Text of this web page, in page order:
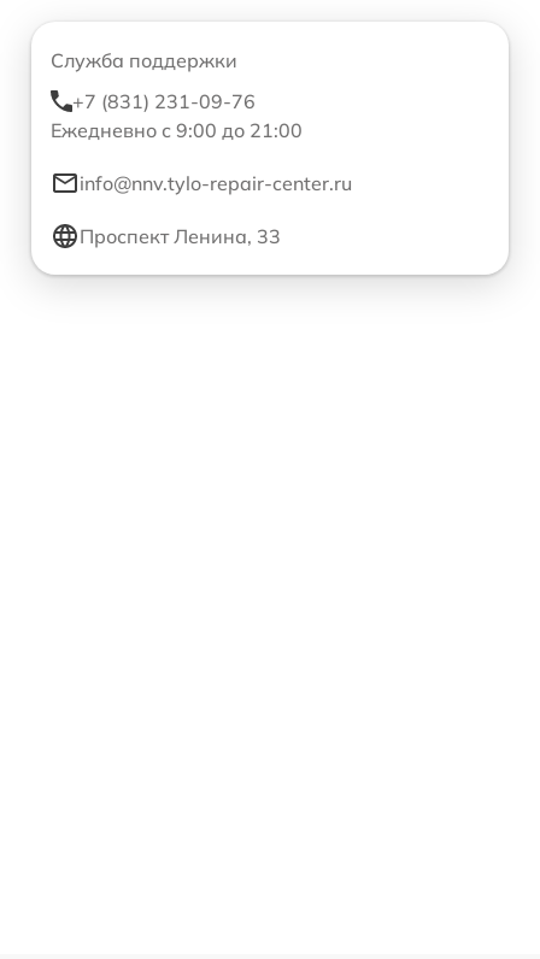
Служба поддержки
+7 (831) 231-09-76
Ежедневно с 9:00 до 21:00
info@nnv.tylo-repair-center.ru
Проспект Ленина, 33